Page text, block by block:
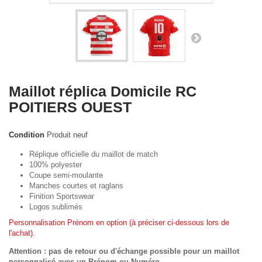
Maillot réplica Domicile RC
POITIERS OUEST
Condition Produit neuf
Réplique officielle du maillot de match
100% polyester
Coupe semi-moulante
Manches courtes et raglans
Finition Sportswear
Logos sublimés
Personnalisation Prénom en option (à préciser ci-dessous lors de
l'achat).
Attention : pas de retour ou d'échange possible pour un maillot